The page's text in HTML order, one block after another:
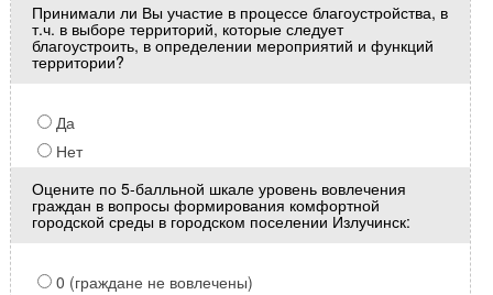
Принимали ли Вы участие в процессе благоустройства, в
т.ч. в выборе территорий, которые следует
благоустроить, в определении мероприятий и функций
территории?
Да
Нет
Оцените по 5-балльной шкале уровень вовлечения
граждан в вопросы формирования комфортной
городской среды в городском поселении Излучинск:
0 (граждане не вовлечены)